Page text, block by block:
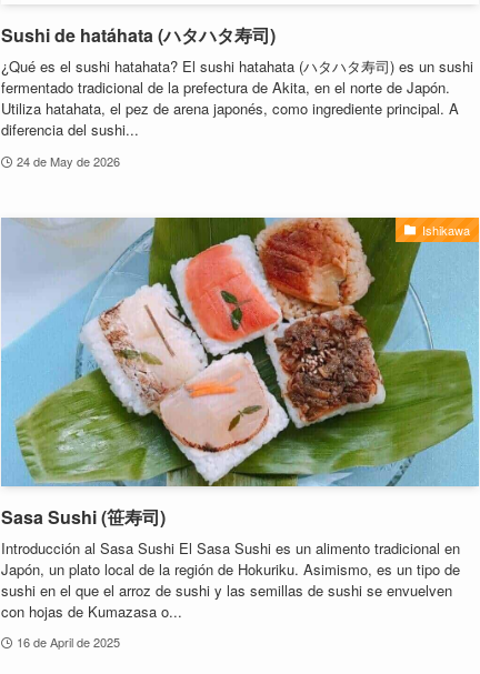
Sushi de hatáhata (ハタハタ寿司)
¿Qué es el sushi hatahata? El sushi hatahata (ハタハタ寿司) es un sushi
fermentado tradicional de la prefectura de Akita, en el norte de Japón.
Utiliza hatahata, el pez de arena japonés, como ingrediente principal. A
diferencia del sushi...
24 de May de 2026
Ishikawa
Sasa Sushi (笹寿司)
Introducción al Sasa Sushi El Sasa Sushi es un alimento tradicional en
Japón, un plato local de la región de Hokuriku. Asimismo, es un tipo de
sushi en el que el arroz de sushi y las semillas de sushi se envuelven
con hojas de Kumazasa o...
16 de April de 2025